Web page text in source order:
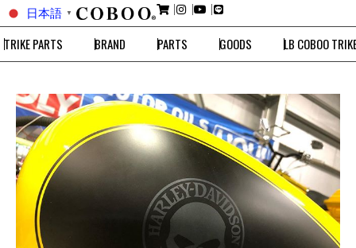
日本語 ▼
TRIKE PARTS BRAND PARTS GOODS LB COBOO